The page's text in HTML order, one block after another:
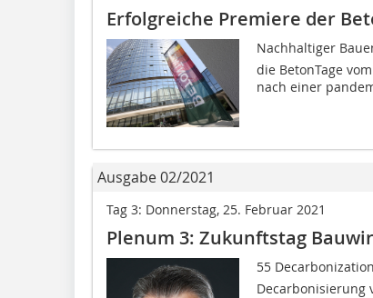
Erfolgreiche Premiere der
Nachhaltiger
die BetonTage
nach einer
Ausgabe 02/2021
Tag 3: Donnerstag, 25. Februar 2021
Plenum 3: Zukunftstag
55
Decarbonisierung